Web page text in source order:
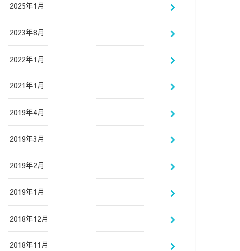
2025年1月
2023年8月
2022年1月
2021年1月
2019年4月
2019年3月
2019年2月
2019年1月
2018年12月
2018年11月